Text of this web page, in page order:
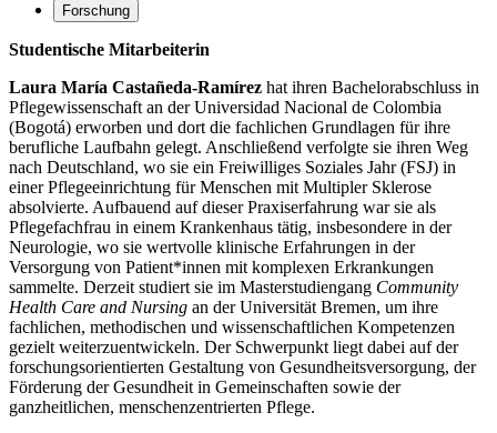
Forschung
Studentische Mitarbeiterin
Laura María Castañeda-Ramírez hat ihren Bachelorabschluss in
Pflegewissenschaft an der Universidad Nacional de Colombia
(Bogotá) erworben und dort die fachlichen Grundlagen für ihre
berufliche Laufbahn gelegt. Anschließend verfolgte sie ihren Weg
nach Deutschland, wo sie ein Freiwilliges Soziales Jahr (FSJ) in
einer Pflegeeinrichtung für Menschen mit Multipler Sklerose
absolvierte. Aufbauend auf dieser Praxiserfahrung war sie als
Pflegefachfrau in einem Krankenhaus tätig, insbesondere in der
Neurologie, wo sie wertvolle klinische Erfahrungen in der
Versorgung von Patient*innen mit komplexen Erkrankungen
sammelte. Derzeit studiert sie im Masterstudiengang Community
Health Care and Nursing an der Universität Bremen, um ihre
fachlichen, methodischen und wissenschaftlichen Kompetenzen
gezielt weiterzuentwickeln. Der Schwerpunkt liegt dabei auf der
forschungsorientierten Gestaltung von Gesundheitsversorgung, der
Förderung der Gesundheit in Gemeinschaften sowie der
ganzheitlichen, menschenzentrierten Pflege.